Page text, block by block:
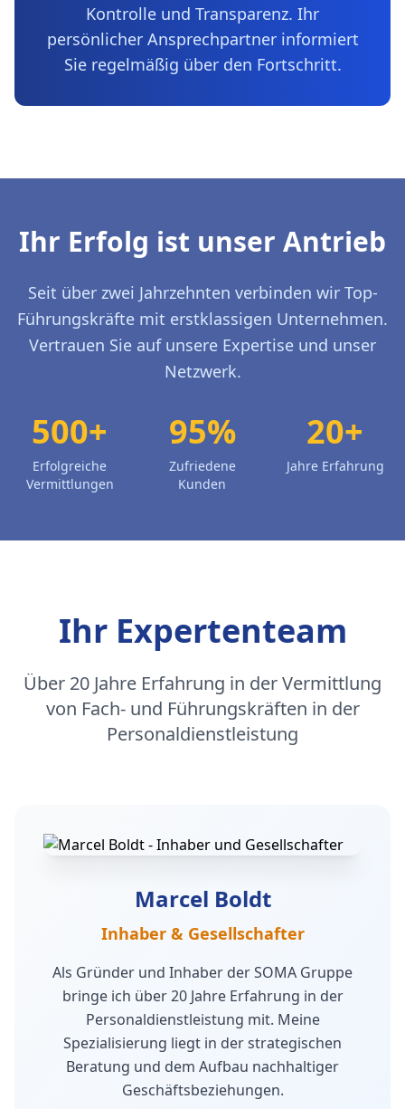
Kontrolle und Transparenz. Ihr
persönlicher Ansprechpartner informiert
Sie regelmäßig über den Fortschritt.
Ihr Erfolg ist unser Antrieb
Seit über zwei Jahrzehnten verbinden wir Top-
Führungskräfte mit erstklassigen Unternehmen.
Vertrauen Sie auf unsere Expertise und unser
Netzwerk.
500+
Erfolgreiche
Vermittlungen
95%
Zufriedene
Kunden
20+
Jahre Erfahrung
Ihr Expertenteam
Über 20 Jahre Erfahrung in der Vermittlung
von Fach- und Führungskräften in der
Personaldienstleistung
Marcel Boldt
Inhaber & Gesellschafter
Als Gründer und Inhaber der SOMA Gruppe
bringe ich über 20 Jahre Erfahrung in der
Personaldienstleistung mit. Meine
Spezialisierung liegt in der strategischen
Beratung und dem Aufbau nachhaltiger
Geschäftsbeziehungen.